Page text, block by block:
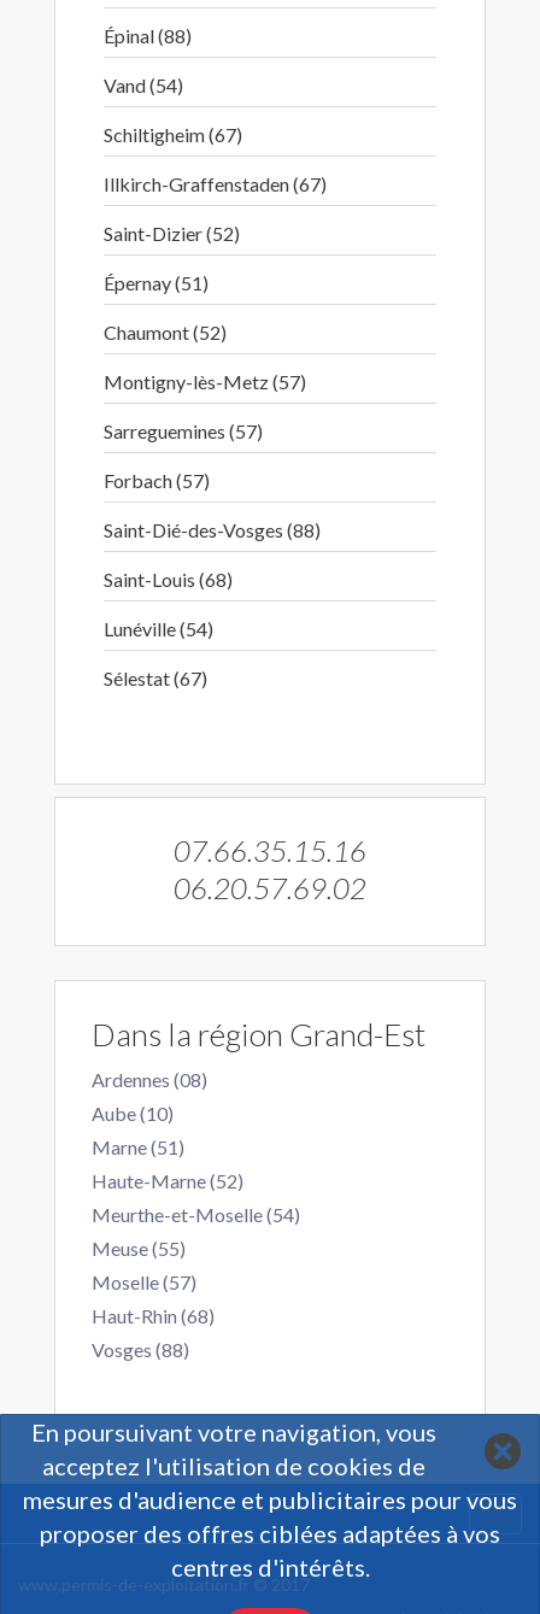
Épinal (88)
Vand (54)
Schiltigheim (67)
Illkirch-Graffenstaden (67)
Saint-Dizier (52)
Épernay (51)
Chaumont (52)
Montigny-lès-Metz (57)
Sarreguemines (57)
Forbach (57)
Saint-Dié-des-Vosges (88)
Saint-Louis (68)
Lunéville (54)
Sélestat (67)
07.66.35.15.16
06.20.57.69.02
Dans la région Grand-Est
Ardennes (08)
Aube (10)
Marne (51)
Haute-Marne (52)
Meurthe-et-Moselle (54)
Meuse (55)
Moselle (57)
Haut-Rhin (68)
Vosges (88)
www.permis-de-exploitation.fr © 2017
En poursuivant votre navigation, vous
acceptez l'utilisation de cookies de
mesures d'audience et publicitaires pour vous
proposer des offres ciblées adaptées à vos
centres d'intérêts.